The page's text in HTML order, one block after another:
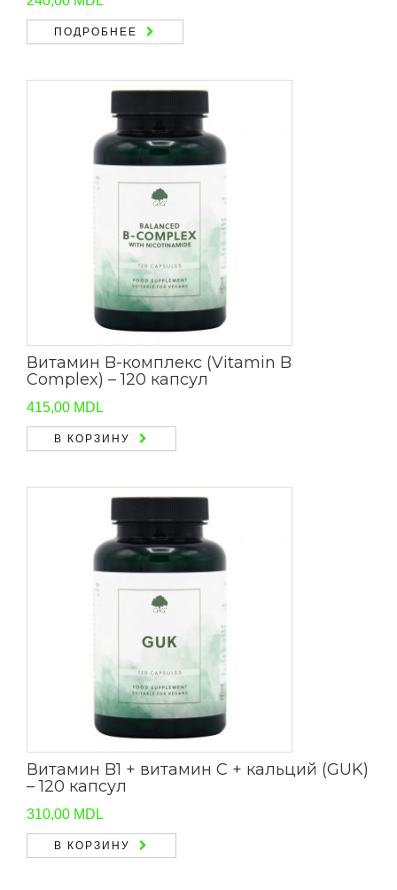
ПОДРОБНЕЕ
Витамин B-комплекс (Vitamin B
Complex) – 120 капсул
415,00 MDL
В КОРЗИНУ
Витамин B1 + витамин С + кальций (GUK)
– 120 капсул
310,00 MDL
В КОРЗИНУ